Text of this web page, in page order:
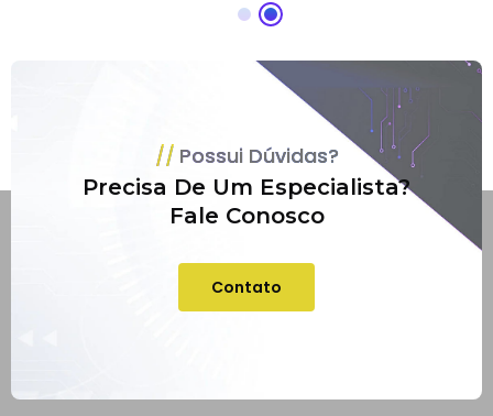
Possui Dúvidas?
Precisa De Um Especialista?
Fale Conosco
Contato